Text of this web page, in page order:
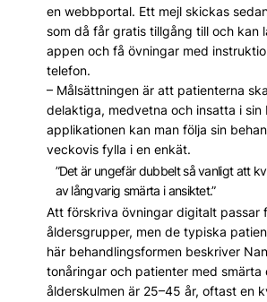
en webbportal. Ett mejl skickas
som då får gratis tillgång till och kan
appen och få övningar med
telefon.
– Målsättningen är att patienterna
delaktiga, medvetna och insatta i sin
applikationen kan man följa sin
veckovis fylla i en enkät.
”Det är ungefär dubbelt så vanligt att
av långvarig smärta i ansiktet.”
Att förskriva övningar digitalt passar
åldersgrupper, men de typiska
här behandlingsformen beskriver
tonåringar och patienter med smärta
ålderskulmen är 25–45 år, oftast en